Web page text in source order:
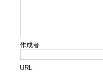
作成者
URL